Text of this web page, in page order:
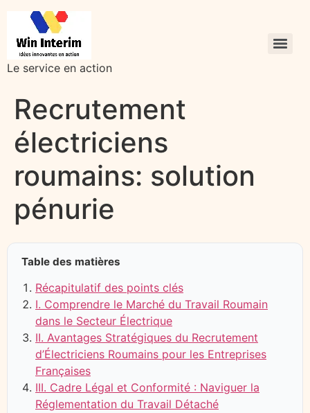
Le service en action
Recrutement
électriciens
roumains: solution
pénurie
Table des matières
Récapitulatif des points clés
I. Comprendre le Marché du Travail Roumain
dans le Secteur Électrique
II. Avantages Stratégiques du Recrutement
d’Électriciens Roumains pour les Entreprises
Françaises
III. Cadre Légal et Conformité : Naviguer la
Réglementation du Travail Détaché